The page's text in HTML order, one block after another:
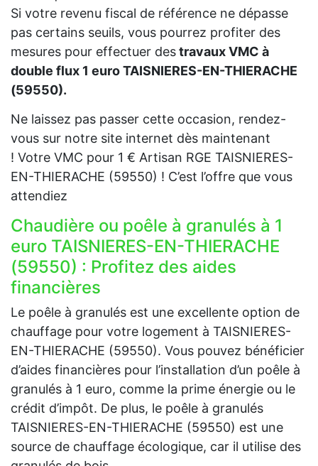
Si votre revenu fiscal de référence ne dépasse
pas certains seuils, vous pourrez profiter des
mesures pour effectuer destravaux VMC à
double flux 1 euro TAISNIERES-EN-THIERACHE
(59550).
Ne laissez pas passer cette occasion, rendez-
vous sur notre site internet dès maintenant
! Votre VMC pour 1 € Artisan RGE TAISNIERES-
EN-THIERACHE (59550) ! C’est l’offre que vous
attendiez
Chaudière ou poêle à granulés à 1
euro TAISNIERES-EN-THIERACHE
(59550) : Profitez des aides
financières
Le poêle à granulés est une excellente option de
chauffage pour votre logement à TAISNIERES-
EN-THIERACHE (59550). Vous pouvez bénéficier
d’aides financières pour l’installation d’un poêle à
granulés à 1 euro, comme la prime énergie ou le
crédit d’impôt. De plus, le poêle à granulés
TAISNIERES-EN-THIERACHE (59550) est une
source de chauffage écologique, car il utilise des